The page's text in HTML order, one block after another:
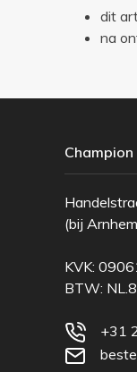
dit
na
Champion
(bij
KVK:
BTW:
+31